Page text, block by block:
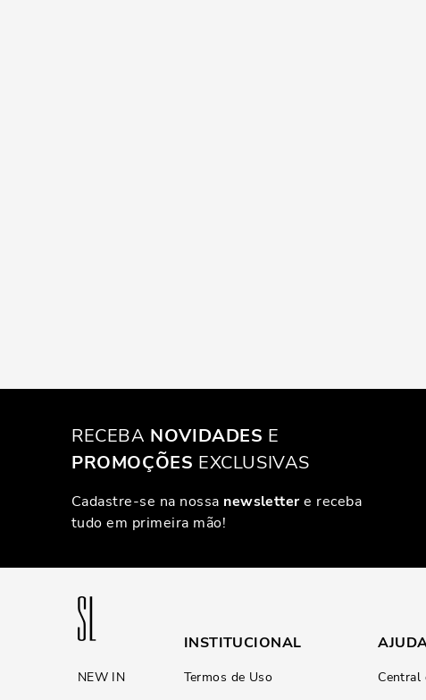
RECEBA NOVIDADES E
PROMOÇÕES EXCLUSIVAS
Cadastre-se na nossa newslettere receba
tudo em primeira mão!
NEW IN
INSTITUCIONAL
Termos de Uso
Central